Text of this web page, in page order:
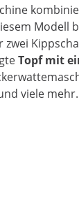
Modell
zwei
Topf mit
viele mehr.